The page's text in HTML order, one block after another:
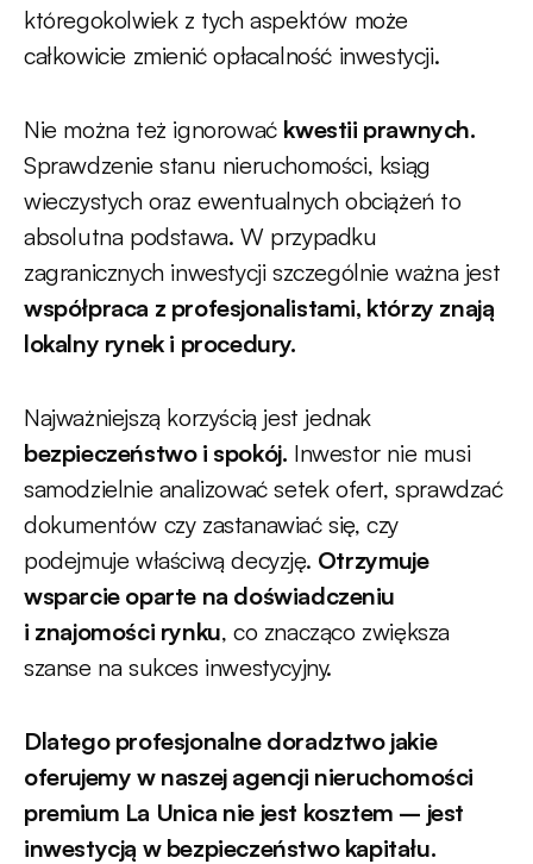
któregokolwiek z tych aspektów może
całkowicie zmienić opłacalność inwestycji.
Nie można też ignorować kwestii prawnych.
Sprawdzenie stanu nieruchomości, ksiąg
wieczystych oraz ewentualnych obciążeń to
absolutna podstawa. W przypadku
zagranicznych inwestycji szczególnie ważna jest
współpraca z profesjonalistami, którzy znają
lokalny rynek i procedury.
Najważniejszą korzyścią jest jednak
bezpieczeństwo i spokój. Inwestor nie musi
samodzielnie analizować setek ofert, sprawdzać
dokumentów czy zastanawiać się, czy
podejmuje właściwą decyzję. Otrzymuje
wsparcie oparte na doświadczeniu
i znajomości rynku, co znacząco zwiększa
szanse na sukces inwestycyjny.
Dlatego profesjonalne doradztwo jakie
oferujemy w naszej agencji nieruchomości
premium La Unica nie jest kosztem – jest
inwestycją w bezpieczeństwo kapitału.